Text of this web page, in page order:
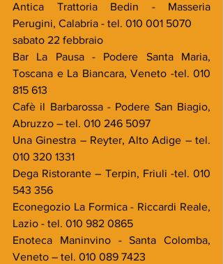
Antica Trattoria Bedin - Masseria
Perugini, Calabria - tel. 010 001 5070
sabato 22 febbraio
Bar La Pausa - Podere Santa Maria,
Toscana e La Biancara, Veneto -tel. 010
815 613
Cafè il Barbarossa - Podere San Biagio,
Abruzzo – tel. 010 246 5097
Una Ginestra – Reyter, Alto Adige – tel.
010 320 1331
Dega Ristorante – Terpin, Friuli -tel. 010
543 356
Econegozio La Formica - Riccardi Reale,
Lazio - tel. 010 982 0865
Enoteca Maninvino - Santa Colomba,
Veneto – tel. 010 089 7423